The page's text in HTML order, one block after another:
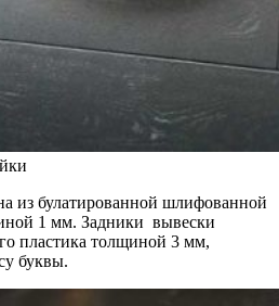
из булатированной шлифованной
1 мм. Задники вывески
пластика толщиной 3 мм,
буквы.